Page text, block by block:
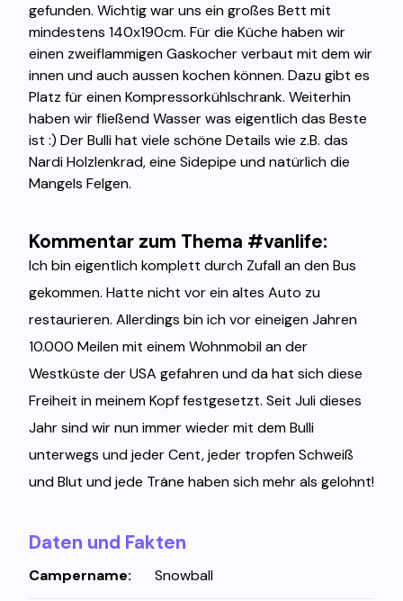
gefunden. Wichtig war uns ein großes Bett mit
mindestens 140x190cm. Für die Küche haben wir
einen zweiflammigen Gaskocher verbaut mit dem wir
innen und auch aussen kochen können. Dazu gibt es
Platz für einen Kompressorkühlschrank. Weiterhin
haben wir fließend Wasser was eigentlich das Beste
ist :) Der Bulli hat viele schöne Details wie z.B. das
Nardi Holzlenkrad, eine Sidepipe und natürlich die
Mangels Felgen.
Kommentar zum Thema #vanlife:
Ich bin eigentlich komplett durch Zufall an den Bus
gekommen. Hatte nicht vor ein altes Auto zu
restaurieren. Allerdings bin ich vor eineigen Jahren
10.000 Meilen mit einem Wohnmobil an der
Westküste der USA gefahren und da hat sich diese
Freiheit in meinem Kopf festgesetzt. Seit Juli dieses
Jahr sind wir nun immer wieder mit dem Bulli
unterwegs und jeder Cent, jeder tropfen Schweiß
und Blut und jede Träne haben sich mehr als gelohnt!
Daten und Fakten
Campername: Snowball